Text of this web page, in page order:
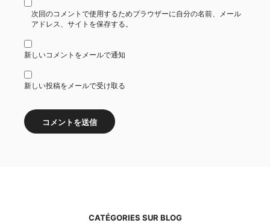
次回のコメントで使用するためブラウザーに自分の名前、メール
アドレス、サイトを保存する。
新しいコメントをメールで通知
新しい投稿をメールで受け取る
CATÉGORIES SUR BLOG